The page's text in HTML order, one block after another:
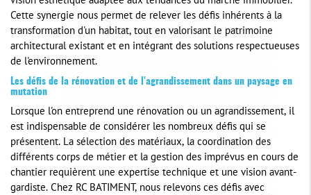
Cette synergie nous permet de relever les défis inhérents à la
transformation d'un habitat, tout en valorisant le patrimoine
architectural existant et en intégrant des solutions respectueuses
de l'environnement.
Les défis de la rénovation et de l'agrandissement dans un paysage en
mutation
Lorsque l'on entreprend une rénovation ou un agrandissement, il
est indispensable de considérer les nombreux défis qui se
présentent. La sélection des matériaux, la coordination des
différents corps de métier et la gestion des imprévus en cours de
chantier requièrent une expertise technique et une vision avant-
gardiste. Chez RC BATIMENT, nous relevons ces défis avec